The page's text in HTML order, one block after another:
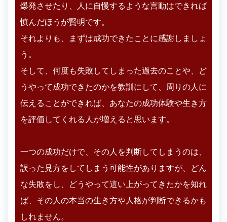
爆発させたり、人に自慢するような言動はできれば
慎んだほうが賢明です。
それよりも、まずは成功できたことに感謝しましょ
う。
そして、何度も失敗してしまった過去のことや、ど
うやって成功できたのかを教訓にして、周りの人に
伝えることができれば、あなたの成功体験や生き方
を評価してくれる人が増えると思います。
一つの成功だけで、その人を判断してしまうのは、
誤った見方をしてしまう可能性がありますが、どん
な失敗をし、どうやって這い上がってきたかを知れ
ば、その人の本当の生き方や人格が判断できるかも
しれません。